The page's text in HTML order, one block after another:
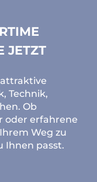
JETZT
attraktive
Technik,
Ob
oder erfahrene
Weg zu
Ihnen passt.